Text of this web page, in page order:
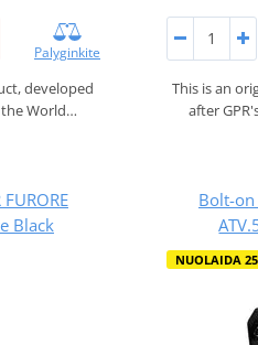
Palyginkite
developed
the World…
This is an
after
Black
Bolt-on
NUOLAIDA